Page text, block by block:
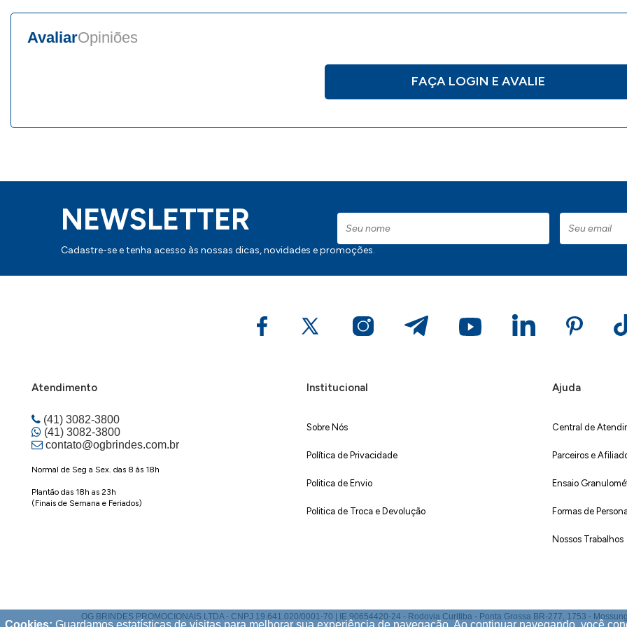
AvaliarOpiniões
FAÇA LOGIN E AVALIE
NEWSLETTER
Cadastre-se e tenha acesso às nossas dicas, novidades e promoções.
Atendimento
(41) 3082-3800
(41) 3082-3800
contato@ogbrindes.com.br
Normal de Seg a Sex. das 8 às 18h
Plantão das 18h as 23h
(Finais de Semana e Feriados)
Institucional
Sobre Nós
Política de Privacidade
Politica de Envio
Politica de Troca e Devolução
Ajuda
Central de
Parceiros e
Ensaio
Formas de
Nossos Trabalhos
OG BRINDES PROMOCIONAIS LTDA - CNPJ 19.641.020/0001-70 | IE 90654420-24 - Rodovia Curitiba - Ponta Grossa BR-277, 1753 -
Cookies: Guardamos estatísticas de visitas para melhorar sua experiência de navegação. Ao continuar navegando, você